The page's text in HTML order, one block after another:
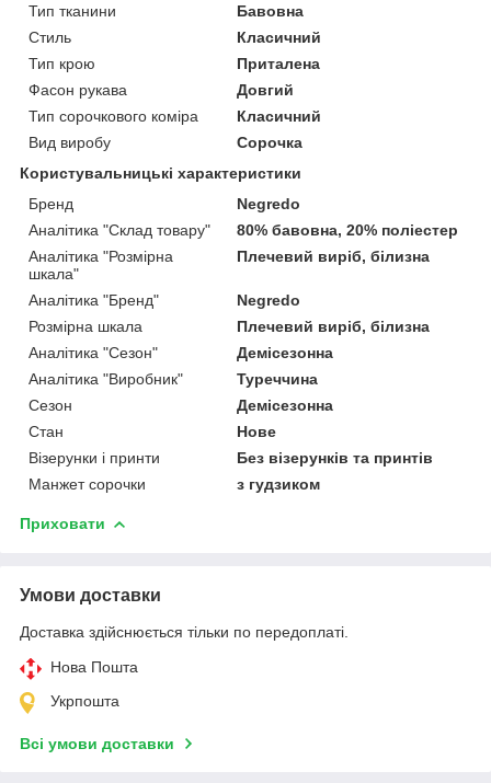
Тип тканини
Бавовна
Стиль
Класичний
Тип крою
Приталена
Фасон рукава
Довгий
Тип сорочкового коміра
Класичний
Вид виробу
Сорочка
Користувальницькі характеристики
Бренд
Negredo
Аналітика "Склад товару"
80% бавовна, 20% поліестер
Аналітика "Розмірна
шкала"
Плечевий виріб, білизна
Аналітика "Бренд"
Negredo
Розмірна шкала
Плечевий виріб, білизна
Аналітика "Сезон"
Демісезонна
Аналітика "Виробник"
Туреччина
Сезон
Демісезонна
Стан
Нове
Візерунки і принти
Без візерунків та принтів
Манжет сорочки
з гудзиком
Приховати
Умови доставки
Доставка здійснюється тільки по передоплаті.
Нова Пошта
Укрпошта
Всі умови доставки